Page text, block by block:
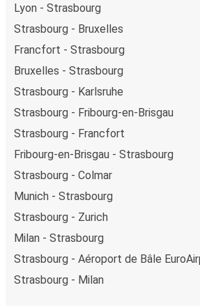
Lyon - Strasbourg
Strasbourg - Bruxelles
Francfort - Strasbourg
Bruxelles - Strasbourg
Strasbourg - Karlsruhe
Strasbourg - Fribourg-en-Brisgau
Strasbourg - Francfort
Fribourg-en-Brisgau - Strasbourg
Strasbourg - Colmar
Munich - Strasbourg
Strasbourg - Zurich
Milan - Strasbourg
Strasbourg - Aéroport de Bâle
Strasbourg - Milan